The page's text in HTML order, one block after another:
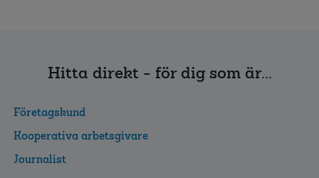
Hitta direkt - för dig som är...
Företagskund
Kooperativa arbetsgivare
Journalist